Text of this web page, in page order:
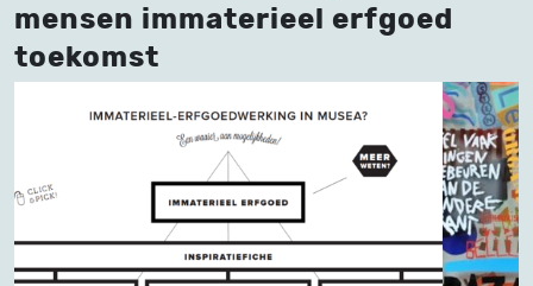
mensen immaterieel erfgoed
toekomst